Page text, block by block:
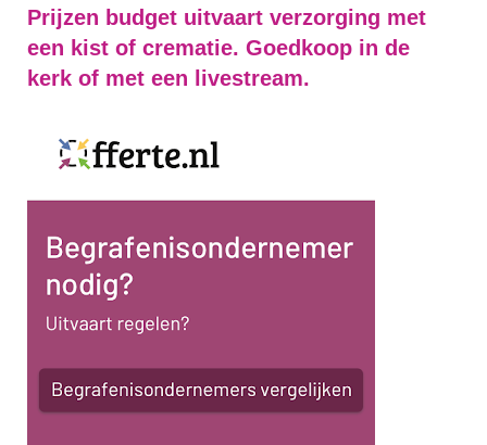
Prijzen budget uitvaart verzorging met
een kist of crematie. Goedkoop in de
kerk of met een livestream.